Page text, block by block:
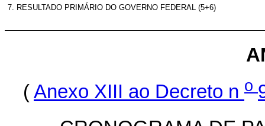
7. RESULTADO PRIMÁRIO DO GOVERNO FEDERAL (5+6)
(Anexo XIII ao Decreto n o